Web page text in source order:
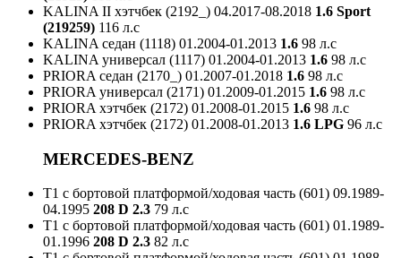
KALINA II хэтчбек (2192_) 04.2017-08.2018 1.6 Sport
(219259) 116 л.с
KALINA седан (1118) 01.2004-01.2013 1.6 98 л.с
KALINA универсал (1117) 01.2004-01.2013 1.6 98 л.с
PRIORA седан (2170_) 01.2007-01.2018 1.6 98 л.с
PRIORA универсал (2171) 01.2009-01.2015 1.6 98 л.с
PRIORA хэтчбек (2172) 01.2008-01.2015 1.6 98 л.с
PRIORA хэтчбек (2172) 01.2008-01.2013 1.6 LPG 96 л.с
MERCEDES-BENZ
T1 c бортовой платформой/ходовая часть (601) 09.1989-
04.1995 208 D 2.3 79 л.с
T1 c бортовой платформой/ходовая часть (601) 01.1989-
01.1996 208 D 2.3 82 л.с